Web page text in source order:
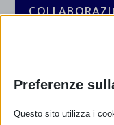
Preferenze
Questo sito utilizza i